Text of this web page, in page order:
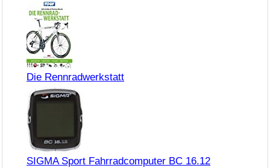
Die Rennradwerkstatt
SIGMA Sport Fahrradcomputer BC 16.12